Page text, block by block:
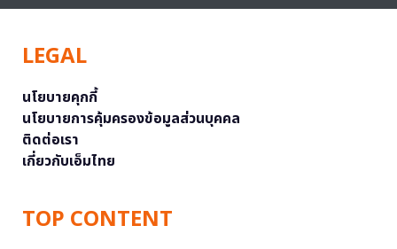
LEGAL
นโยบายคุกกี้
นโยบายการคุ้มครองข้อมูลส่วนบุคคล
ติดต่อเรา
เกี่ยวกับเอ็มไทย
TOP CONTENT